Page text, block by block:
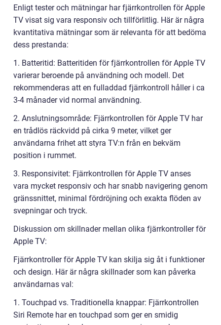
Enligt tester och mätningar har fjärrkontrollen för Apple
TV visat sig vara responsiv och tillförlitlig. Här är några
kvantitativa mätningar som är relevanta för att bedöma
dess prestanda:
1. Batteritid: Batteritiden för fjärrkontrollen för Apple TV
varierar beroende på användning och modell. Det
rekommenderas att en fulladdad fjärrkontroll håller i ca
3-4 månader vid normal användning.
2. Anslutningsområde: Fjärrkontrollen för Apple TV har
en trådlös räckvidd på cirka 9 meter, vilket ger
användarna frihet att styra TV:n från en bekväm
position i rummet.
3. Responsivitet: Fjärrkontrollen för Apple TV anses
vara mycket responsiv och har snabb navigering genom
gränssnittet, minimal fördröjning och exakta flöden av
svepningar och tryck.
Diskussion om skillnader mellan olika fjärrkontroller för
Apple TV:
Fjärrkontroller för Apple TV kan skilja sig åt i funktioner
och design. Här är några skillnader som kan påverka
användarnas val:
1. Touchpad vs. Traditionella knappar: Fjärrkontrollen
Siri Remote har en touchpad som ger en smidig